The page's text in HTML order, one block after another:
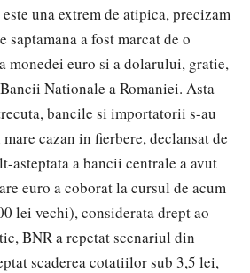
una extrem de atipica, precizam
a fost marcat de o
monedei euro si a dolarului, gratie,
Nationale a Romaniei. Asta
bancile si importatorii s-au
cazan in fierbere, declansat de
asteptata a bancii centrale a avut
euro a coborat la cursul de acum
lei vechi), considerata drept ao
BNR a repetat scenariul din
scaderea cotatiilor sub 3,5 lei,